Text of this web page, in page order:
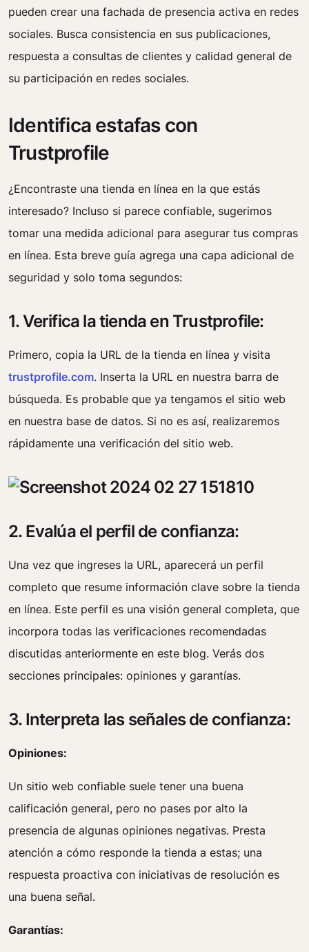
pueden crear una fachada de presencia activa en redes
sociales. Busca consistencia en sus publicaciones,
respuesta a consultas de clientes y calidad general de
su participación en redes sociales.
Identifica estafas con
Trustprofile
¿Encontraste una tienda en línea en la que estás
interesado? Incluso si parece confiable, sugerimos
tomar una medida adicional para asegurar tus compras
en línea. Esta breve guía agrega una capa adicional de
seguridad y solo toma segundos:
1. Verifica la tienda en Trustprofile:
Primero, copia la URL de la tienda en línea y visita
trustprofile.com. Inserta la URL en nuestra barra de
búsqueda. Es probable que ya tengamos el sitio web
en nuestra base de datos. Si no es así, realizaremos
rápidamente una verificación del sitio web.
2. Evalúa el perfil de confianza:
Una vez que ingreses la URL, aparecerá un perfil
completo que resume información clave sobre la tienda
en línea. Este perfil es una visión general completa, que
incorpora todas las verificaciones recomendadas
discutidas anteriormente en este blog. Verás dos
secciones principales: opiniones y garantías.
3. Interpreta las señales de confianza:
Opiniones:
Un sitio web confiable suele tener una buena
calificación general, pero no pases por alto la
presencia de algunas opiniones negativas. Presta
atención a cómo responde la tienda a estas; una
respuesta proactiva con iniciativas de resolución es
una buena señal.
Garantías: